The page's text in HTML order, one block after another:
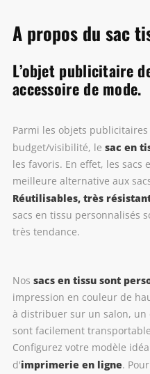
A propos du sac
L’objet publicitaire
accessoire de mode.
Parmi les objets
budget/visibilité, le sac en
les favoris. En effet, les sacs
meilleure alternative aux
Réutilisables, très
sacs en tissu personnalisés
très tendance.
Nos sacs en tissu sont
impression en couleur de
à distribuer sur un salon, un
sont facilement
Configurez votre modèle
d'imprimerie en ligne.